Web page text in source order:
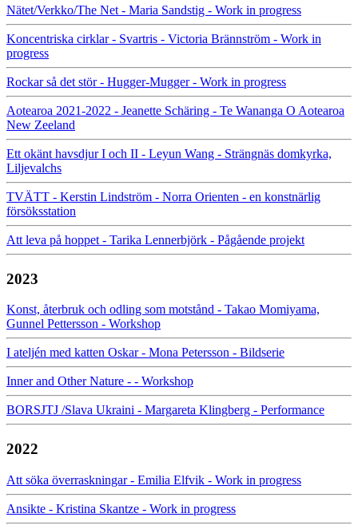
Nätet/Verkko/The Net - Maria Sandstig - Work in progress
Koncentriska cirklar - Svartris - Victoria Brännström - Work in
progress
Rockar så det stör - Hugger-Mugger - Work in progress
Aotearoa 2021-2022 - Jeanette Schäring - Te Wananga O Aotearoa
New Zeeland
Ett okänt havsdjur I och II - Leyun Wang - Strängnäs domkyrka,
Liljevalchs
TVÄTT - Kerstin Lindström - Norra Orienten - en konstnärlig
försöksstation
Att leva på hoppet - Tarika Lennerbjörk - Pågående projekt
2023
Konst, återbruk och odling som motstånd - Takao Momiyama,
Gunnel Pettersson - Workshop
I ateljén med katten Oskar - Mona Petersson - Bildserie
Inner and Other Nature - - Workshop
BORSJTJ /Slava Ukraini - Margareta Klingberg - Performance
2022
Att söka överraskningar - Emilia Elfvik - Work in progress
Ansikte - Kristina Skantze - Work in progress